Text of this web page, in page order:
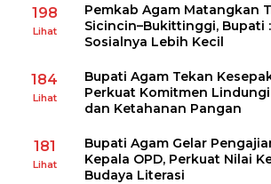
198
Lihat
Pemkab Agam Matangkan
Sicincin–Bukittinggi, Bupati
Sosialnya Lebih Kecil
184
Lihat
Bupati Agam Tekan
Perkuat Komitmen
dan Ketahanan Pangan
181
Lihat
Bupati Agam Gelar
Kepala OPD, Perkuat Nilai
Budaya Literasi